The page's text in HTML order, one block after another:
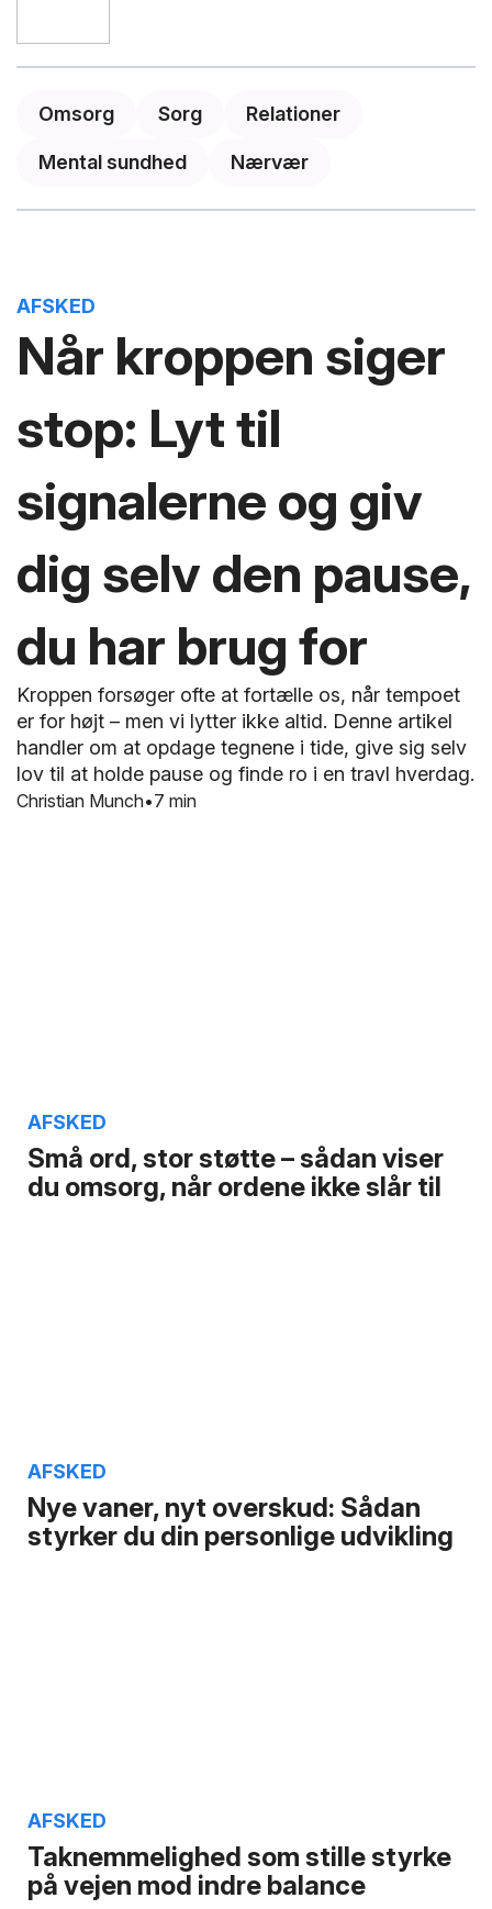
Omsorg Sorg Relationer
Mental sundhed Nærvær
Når kroppen siger
stop: Lyt til
signalerne og giv
dig selv den pause,
du har brug for
AFSKED
7 min
Kroppen forsøger ofte at fortælle os, når tempoet
er for højt – men vi lytter ikke altid. Denne artikel
handler om at opdage tegnene i tide, give sig selv
lov til at holde pause og finde ro i en travl hverdag.
Christian Munch
Små ord, stor støtte – sådan viser
du omsorg, når ordene ikke slår til
AFSKED
Nye vaner, nyt overskud: Sådan
styrker du din personlige udvikling
AFSKED
Taknemmelighed som stille styrke
på vejen mod indre balance
AFSKED